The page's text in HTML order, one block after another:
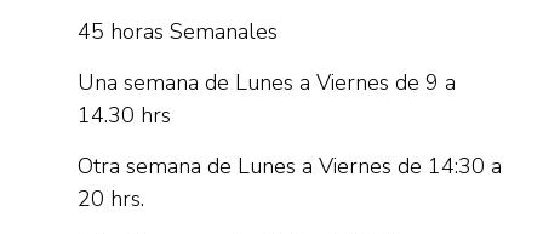
45 horas Semanales
Una semana de Lunes a Viernes de 9 a
14.30 hrs
Otra semana de Lunes a Viernes de 14:30 a
20 hrs.